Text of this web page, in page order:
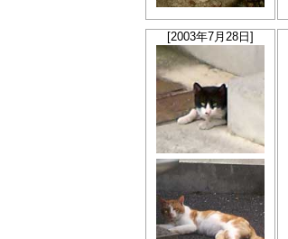
[2003年7月28日]